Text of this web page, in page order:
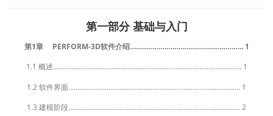
第一部分 基础与入门
第1章 PERFORM-3D软件介绍……………………………………………….. 1
1.1 概述…………………………………………………………………………………………. 1
1.2 软件界面…………………………………………………………………………………. 1
1.3 建模阶段…………………………………………………………………………………. 2